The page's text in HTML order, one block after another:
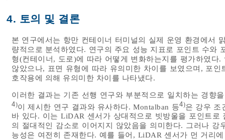
4. 토의 및 결론
본 연구에서는 항만 컨테이너 터미널의 실제 운영 환경에서
량적으로 분석하였다. 연구의 주요 성능 지표로 포인트 수와
형(컨테이너, 도로)에 따라 어떻게 변화하는지를 평가하였
않았으나, 표면 유형에 따라 유의미한 차이를 보였으며, 포
호작용에 의해 유의미한 차이를 나타냈다.
이러한 결과는 기존 선행 연구와 부분적으로 일치하는 경향
4)이 제시한 연구 결과와 유사하다. Montalban 등4)은 강우 조
바 있다. 이는 LiDAR 센서가 상대적으로 빗방울을 포인트
의 절대적인 감소로 이어지지 않았음을 의미한다. 그러나
능성은 여전히 존재한다. 예를 들어, LiDAR 센서가 먼 거리